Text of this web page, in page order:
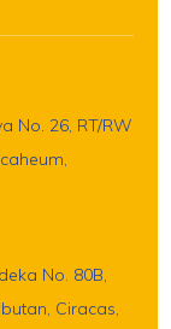
No. 26, RT/RW
No. 80B,
Ciracas,